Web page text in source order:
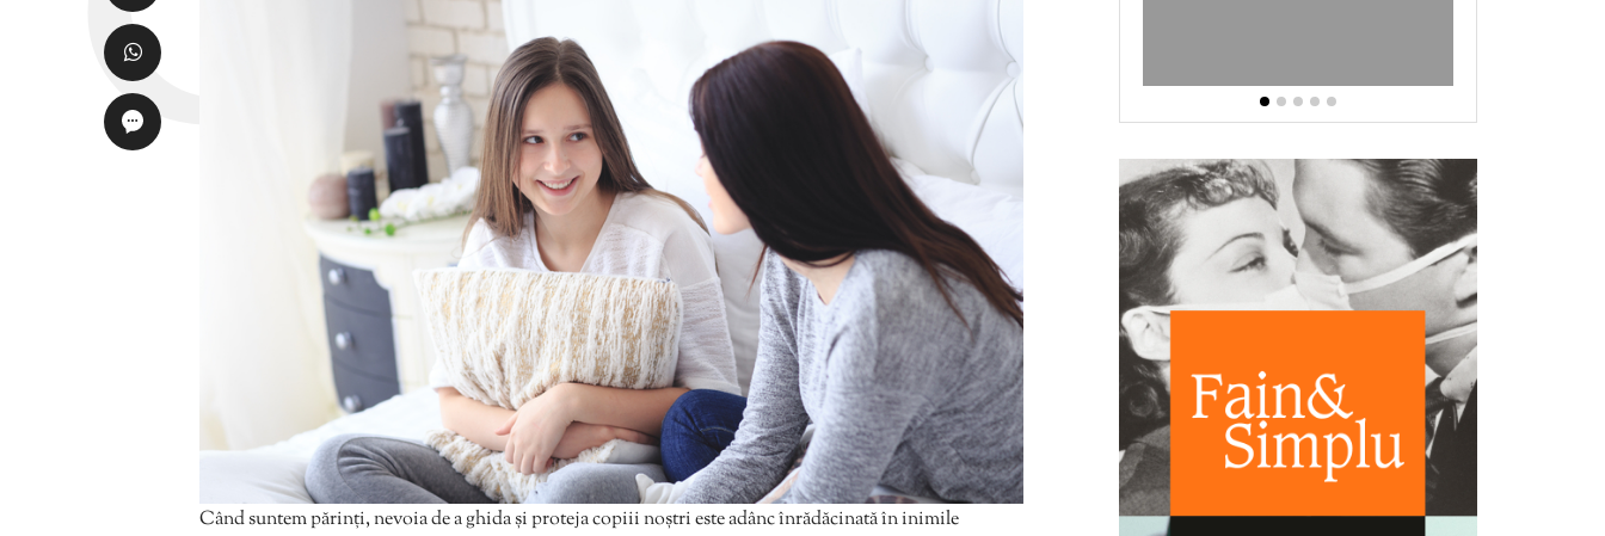
Când suntem părinți, nevoia de a ghida și proteja copiii noștri este adânc înrădăcinată în inimile